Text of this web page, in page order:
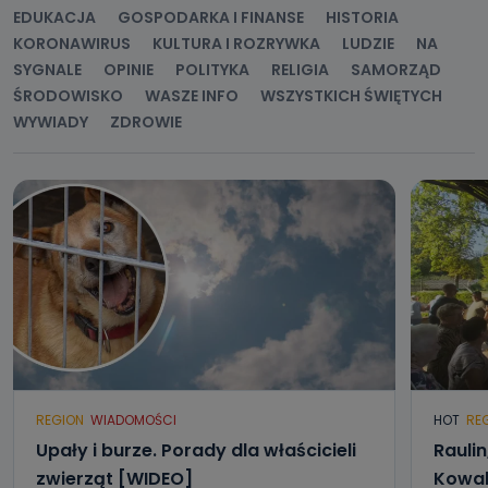
EDUKACJA
GOSPODARKA I FINANSE
HISTORIA
KORONAWIRUS
KULTURA I ROZRYWKA LUDZIE
NA
SYGNALE
OPINIE POLITYKA RELIGIA
SAMORZĄD
ŚRODOWISKO
WASZE INFO
WSZYSTKICH ŚWIĘTYCH
WYWIADY
ZDROWIE
REGION WIADOMOŚCI
Upały i burze. Porady dla właścicieli
zwierząt [WIDEO]
HOT